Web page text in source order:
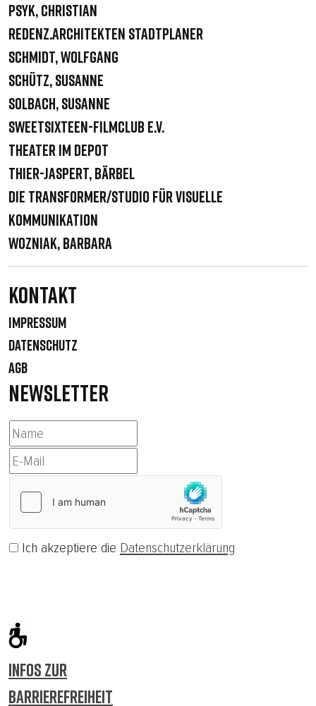
Psyk, Christian
Redenz.Architekten Stadtplaner
Schmidt, Wolfgang
Schütz, Susanne
Solbach, Susanne
sweetSixteen-filmclub e.V.
Theater im Depot
Thier-Jaspert, Bärbel
Die Transformer/Studio für visuelle
Kommunikation
Wozniak, Barbara
Kontakt
IMPRESSUM
DATENSCHUTZ
AGB
NEWSLETTER
Ich akzeptiere die Datenschutzerklärung
INFOS ZUR
BARRIEREFREIHEIT